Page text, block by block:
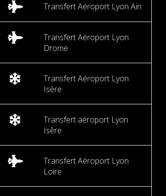
Transfert Aéroport Lyon Ain
Transfert Aéroport Lyon
Drome
Transfert Aéroport Lyon
Isère
Transfert aéroport Lyon
Isère
Transfert Aéroport Lyon
Loire